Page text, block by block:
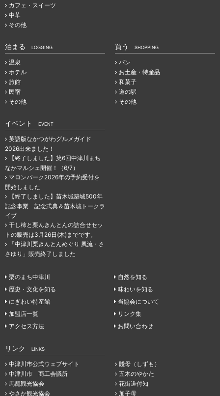
カフェ・スイーツ
中華
その他
泊まる LOGGING
温泉
ホテル
旅館
民宿
その他
買う SHOPPING
パン
お土産・特産品
和菓子
道の駅
その他
イベント EVENT
英語版なかつがわグルメガイド
2026出来ました！
【終了しました】第6回中津川まち
なかマルシェ開催！（6/7）
マロンパーク2026年の予約受付を
開始しました
【終了しました】苗木城築城500年
記念事業 記念式典＆苗木城トークラ
イブ
干し柿と栗んきんとんの詰合せセッ
トの販売は3月26日(木)までです。
「中津川栗きんとんめぐり 風流・さ
さゆり」販売終了しました
栗のまち中津川
自然を知る
歴史・文化を知る
味わいを知る
にぎわい特産館
当協会について
加盟店一覧
リンク集
アクセス方法
お問い合わせ
リンク LINKS
中津川市公式ウェブサイト
中津川市 商工会議所
馬籠観光協会
やさか観光協会
賤母（しずも）
五木のやかた
花街道付知
加子母